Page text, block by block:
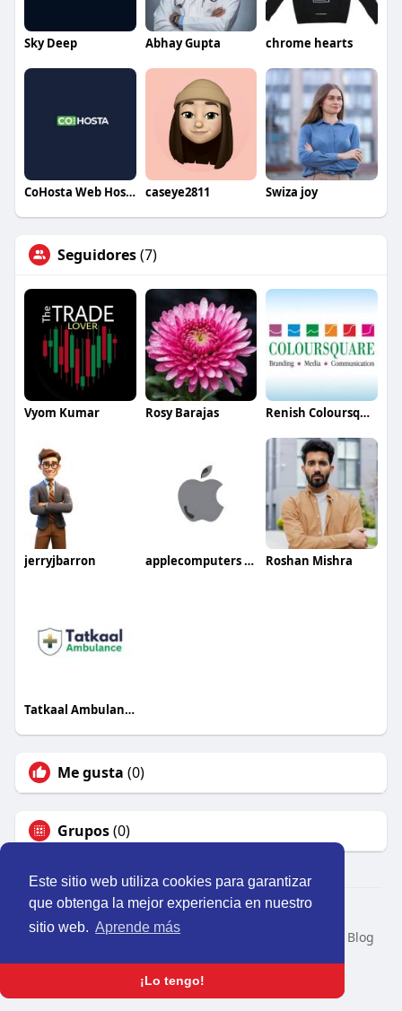
Este sitio web utiliza cookies para garantizar
que obtenga la mejor experiencia en nuestro
sitio web. Aprende más
¡Lo tengo!
Sky Deep Abhay Gupta chrome hearts
CoHosta Web Hosting caseye2811 Swiza joy
Seguidores(7)
Vyom Kumar Rosy Barajas Renish Coloursquare
jerryjbarron applecomputers pk Roshan Mishra
Tatkaal Ambulance
Me gusta (0)
Grupos(0)
© 2026 Perú Activo
Inicio
Nosotros Contacto
Blog
Idioma